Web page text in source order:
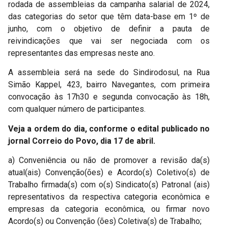
rodada de assembleias da campanha salarial de 2024,
das categorias do setor que têm data-base em 1º de
junho, com o objetivo de definir a pauta de
reivindicações que vai ser negociada com os
representantes das empresas neste ano.
A assembleia será na sede do Sindirodosul, na Rua
Simão Kappel, 423, bairro Navegantes, com primeira
convocação às 17h30 e segunda convocação às 18h,
com qualquer número de participantes.
Veja a ordem do dia, conforme o edital publicado no
jornal Correio do Povo, dia 17 de abril.
a) Conveniência ou não de promover a revisão da(s)
atual(ais) Convenção(ões) e Acordo(s) Coletivo(s) de
Trabalho firmada(s) com o(s) Sindicato(s) Patronal (ais)
representativos da respectiva categoria econômica e
empresas da categoria econômica, ou firmar novo
Acordo(s) ou Convenção (ões) Coletiva(s) de Trabalho;